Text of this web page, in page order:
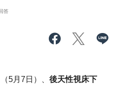
答
5月7日）、後天性視床下